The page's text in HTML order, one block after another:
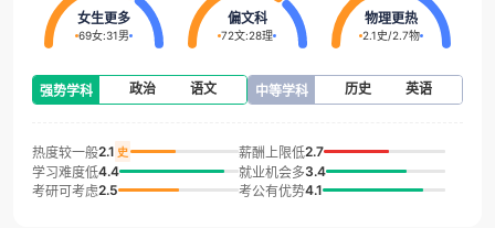
女生更多
69女:31男
偏文科
72文:28理
物理更热
2.1史/2.7物
强势学科 政治 语文 中等学科 历史 英语
热度较一般2.1 史 薪酬上限低2.7
学习难度低4.4 就业机会多3.4
考研可考虑2.5 考公有优势4.1